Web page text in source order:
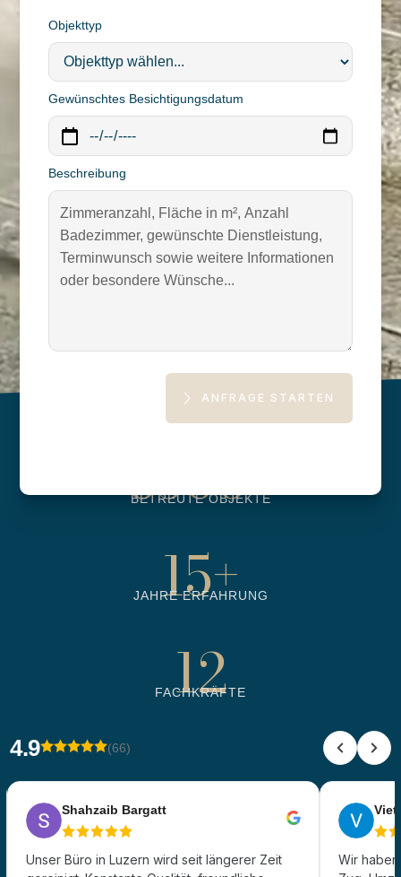
Objekttyp
Gewünschtes Besichtigungsdatum
Beschreibung
ANFRAGE STARTEN
6500+
BETREUTE OBJEKTE
15+
JAHRE ERFAHRUNG
12
FACHKRÄFTE
4.9 (66)
Shahzaib Bargatt
Unser Büro in Luzern wird seit längerer Zeit
Viet
Wir